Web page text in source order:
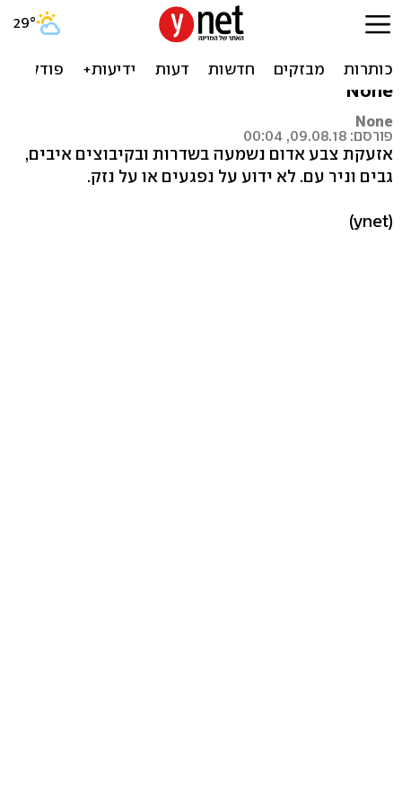
צבע אדום בשדרות ובקיבוצים
None
None
פורסם: 09.08.18, 00:04
אזעקת צבע אדום נשמעה בשדרות ובקיבוצים איבים,
גבים וניר עם. לא ידוע על נפגעים או על נזק.
(ynet)